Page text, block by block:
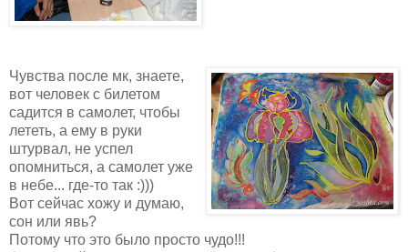
Чувства после мк, знаете,
вот человек с билетом
садится в самолет, чтобы
лететь, а ему в руки
штурвал, не успел
опомниться, а самолет уже
в небе... где-то так :)))
Вот сейчас хожу и думаю,
сон или явь?
Потому что это было просто чудо!!!